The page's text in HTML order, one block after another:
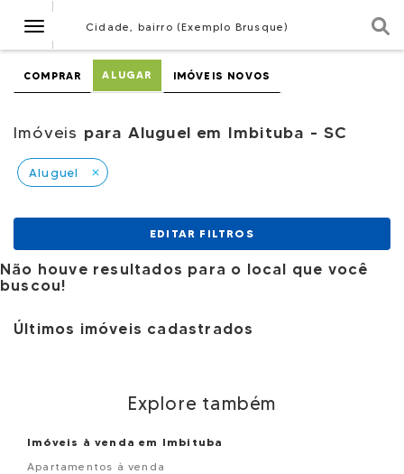
NavegaçãoCidade, bairro (Exemplo Brusque)
COMPRAR ALUGAR IMÓVEIS NOVOS
Imóveis para Aluguel em Imbituba - SC
Aluguel close
EDITAR FILTROS
Não houve resultados para o local que você
buscou!
Últimos imóveis cadastrados
Explore também
Imóveis à venda em Imbituba
Apartamentos à venda